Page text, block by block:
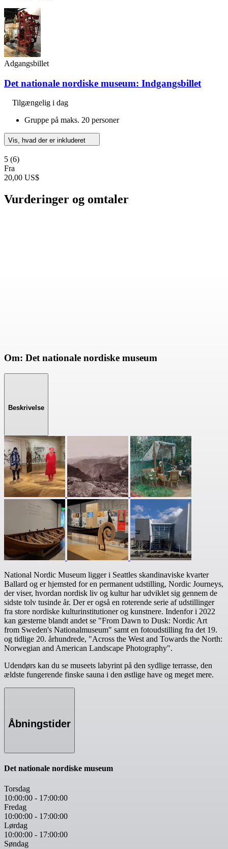
Adgangsbillet
Det nationale nordiske museum: Indgangsbillet
Tilgængelig i dag
Gruppe på maks. 20 personer
Vis, hvad der er inkluderet
5 (6)
Fra
20,00 US$
Vurderinger og omtaler
Om: Det nationale nordiske museum
Beskrivelse
National Nordic Museum ligger i Seattles skandinaviske kvarter
Ballard og er hjemsted for en permanent udstilling, Nordic Journeys,
der viser, hvordan nordisk liv og kultur har udviklet sig gennem de
sidste tolv tusinde år. Der er også en roterende serie af udstillinger
fra store nordiske kulturinstitutioner og kunstnere. Indenfor i 2022
kan gæsterne blandt andet se "From Dawn to Dusk: Nordic Art
from Sweden's Nationalmuseum" samt en fotoudstilling fra det 19.
og tidlige 20. århundrede, "Across the West and Towards the North:
Norwegian and American Landscape Photography".
Udendørs kan du se museets labyrint på den sydlige terrasse, den
ældste fungerende finske sauna i den østlige have og meget mere.
Åbningstider
Det nationale nordiske museum
Torsdag
10:00:00 - 17:00:00
Fredag
10:00:00 - 17:00:00
Lørdag
10:00:00 - 17:00:00
Søndag